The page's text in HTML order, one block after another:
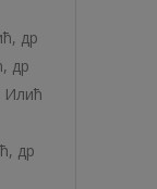
, др
, др
Илић
, др